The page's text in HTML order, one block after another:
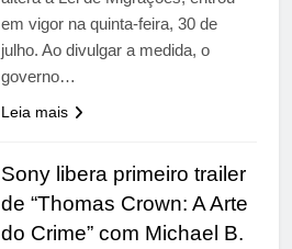
em vigor na quinta-feira, 30 de
julho. Ao divulgar a medida, o
governo…
Leia mais
Sony libera primeiro trailer
de “Thomas Crown: A Arte
do Crime” com Michael B.